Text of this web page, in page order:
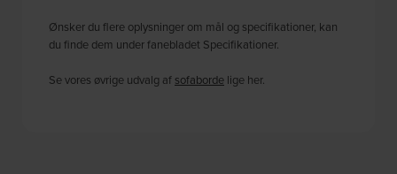
Ønsker du flere oplysninger om mål og specifikationer, kan
du finde dem under fanebladet Specifikationer.
Se vores øvrige udvalg af sofaborde lige her.